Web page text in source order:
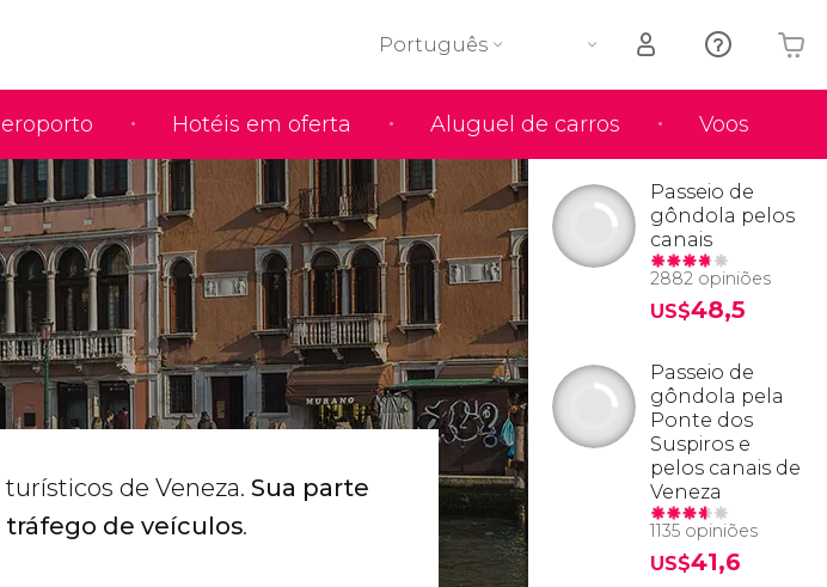
Hotéis em oferta Aluguel de carros Voos
Português
O seu carrinho está vazio
de Veneza. Sua parte
de veículos.
Passeio de
gôndola pelos
canais
2882 opiniões
US$48,5
Passeio de
gôndola pela
Ponte dos
Suspiros e
pelos canais de
Veneza
1135 opiniões
US$41,6